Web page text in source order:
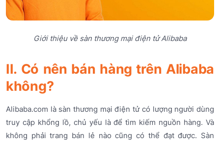
Giới thiệu về sàn thương mại điện tử Alibaba
II. Có nên bán hàng trên Alibaba
không?
Alibaba.com là sàn thương mại điện tử có lượng người dùng
truy cập khổng lồ, chủ yếu là để tìm kiếm nguồn hàng. Và
không phải trang bán lẻ nào cũng có thể đạt được. Sàn